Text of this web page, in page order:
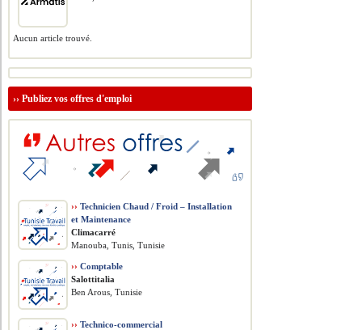
Aucun article trouvé.
››Publiez vos offres d'emploi
›› Technicien Chaud / Froid – Installation
et Maintenance
Climacarré
Manouba, Tunis, Tunisie
›› Comptable
Salottitalia
Ben Arous, Tunisie
›› Technico-commercial